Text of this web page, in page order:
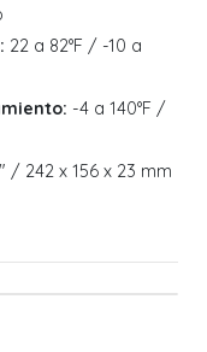
22 a 82°F / -10 a
-4 a 140°F /
/ 242 x 156 x 23 mm